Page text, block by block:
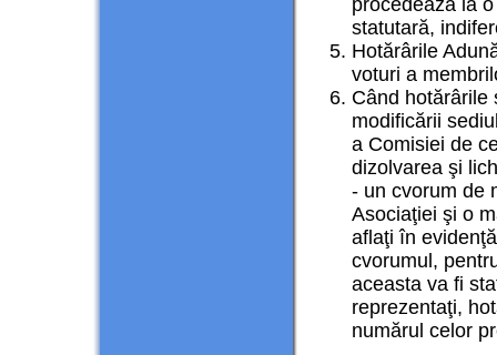
procedează la
statutară,
Hotărârile
voturi a
Când hotărârile
modificării
a Comisiei de
dizolvarea şi
- un cvorum de
Asociaţiei şi o
aflaţi în
cvorumul,
aceasta va fi
reprezentaţi,
numărul celor